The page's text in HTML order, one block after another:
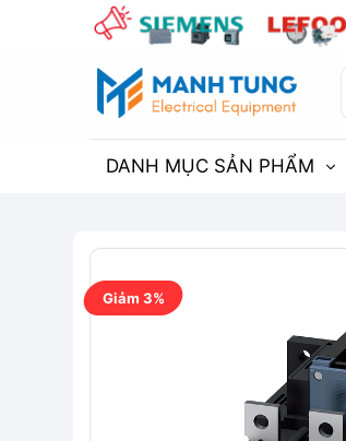
DANH MỤC SẢN PHẨM
Giảm 3%